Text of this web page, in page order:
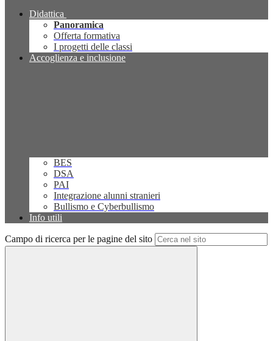
Didattica
Panoramica
Offerta formativa
I progetti delle classi
Accoglienza e inclusione
BES
DSA
PAI
Integrazione alunni stranieri
Bullismo e Cyberbullismo
Info utili
Campo di ricerca per le pagine del sito